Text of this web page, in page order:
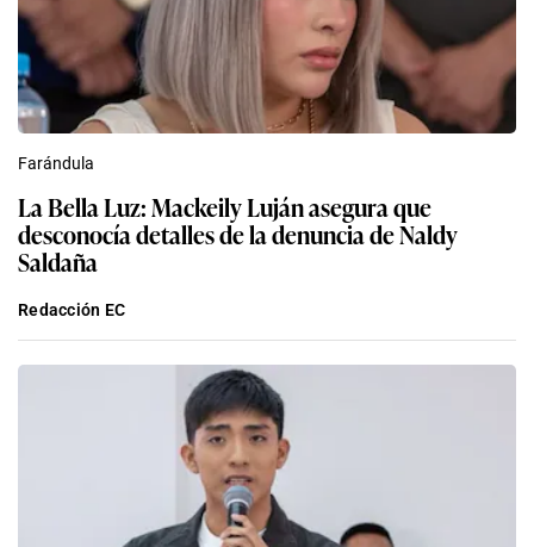
Farándula
La Bella Luz: Mackeily Luján asegura que
desconocía detalles de la denuncia de Naldy
Saldaña
Redacción EC